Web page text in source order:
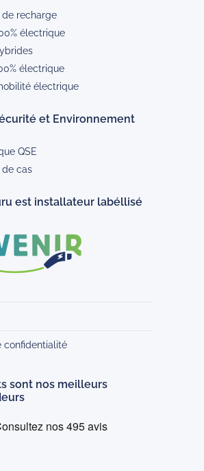
de recharge
électrique
électrique
électrique
et Environnement
QSE
de cas
est installateur labéllisé
confidentialité
sont nos meilleurs